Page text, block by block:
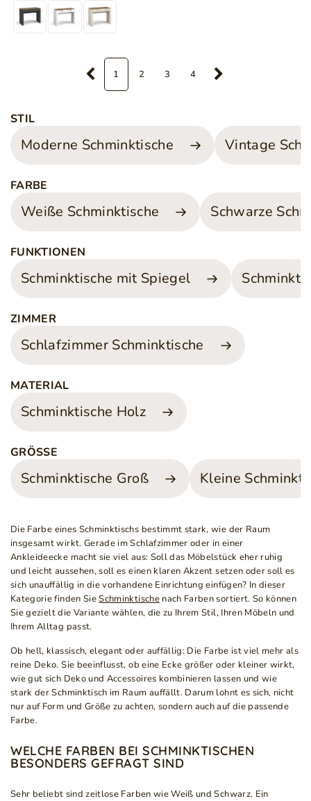
1 2 3 4
STIL
Moderne Schminktische Vintage
FARBE
Weiße Schminktische Schwarze
FUNKTIONEN
Schminktische mit Spiegel
ZIMMER
Schlafzimmer Schminktische
MATERIAL
Schminktische Holz
GRÖSSE
Schminktische Groß Kleine
Die Farbe eines Schminktischs bestimmt stark, wie der Raum
insgesamt wirkt. Gerade im Schlafzimmer oder in einer
Ankleideecke macht sie viel aus: Soll das Möbelstück eher ruhig
und leicht aussehen, soll es einen klaren Akzent setzen oder soll es
sich unauffällig in die vorhandene Einrichtung einfügen? In dieser
Kategorie finden SieSchminktischenach Farben sortiert. So können
Sie gezielt die Variante wählen, die zu Ihrem Stil, Ihren Möbeln und
Ihrem Alltag passt.
Ob hell, klassisch, elegant oder auffällig: Die Farbe ist viel mehr als
reine Deko. Sie beeinflusst, ob eine Ecke größer oder kleiner wirkt,
wie gut sich Deko und Accessoires kombinieren lassen und wie
stark der Schminktisch im Raum auffällt. Darum lohnt es sich, nicht
nur auf Form und Größe zu achten, sondern auch auf die passende
Farbe.
WELCHE FARBEN BEI SCHMINKTISCHEN
BESONDERS GEFRAGT SIND
Sehr beliebt sind zeitlose Farben wie Weiß und Schwarz. Ein